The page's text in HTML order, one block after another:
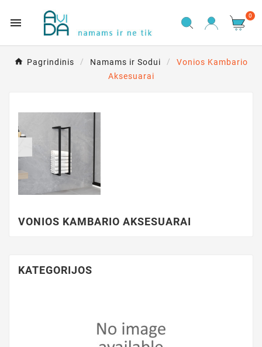

0
Pagrindinis Namams ir Sodui
Vonios Kambario
Aksesuarai
VONIOS KAMBARIO AKSESUARAI
KATEGORIJOS